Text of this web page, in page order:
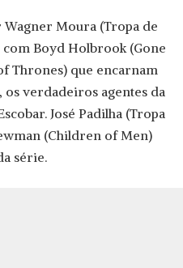
Moura (Tropa de
Boyd Holbrook (Gone
Thrones) que encarnam
os verdadeiros agentes da
José Padilha (Tropa
(Children of Men)
série.